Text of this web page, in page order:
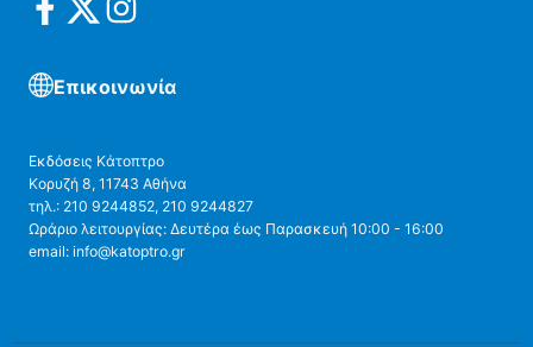
Επικοινωνία
Εκδόσεις Κάτοπτρο
Κορυζή 8, 11743 Αθήνα
τηλ.: 210 9244852, 210 9244827
Ωράριο λειτουργίας: Δευτέρα έως Παρασκευή 10:00 - 16:00
email: info@katoptro.gr